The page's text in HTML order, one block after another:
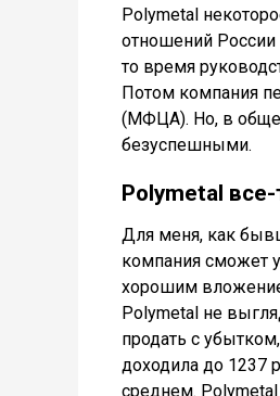
Polymetal
отношений России
то время
Потом компания
(МФЦА). Но, в
безуспешными.
Polymetal
Для меня, как
компания сможет
хорошим
Polymetal не
продать с
доходила до 1237
среднем. Polymetal